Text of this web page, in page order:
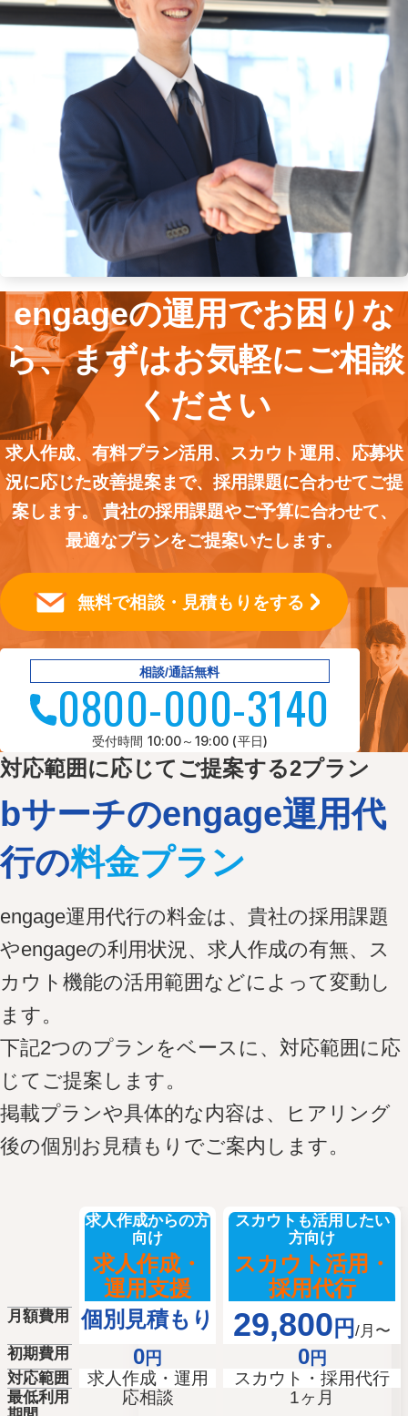
キーワードから記事を検索
カテゴリから記事を検索
検索する
engageの運用でお困りな
ら、まずはお気軽にご相談
ください
求人作成、有料プラン活用、スカウト運用、応募状
況に応じた改善提案まで、採用課題に合わせてご提
案します。 貴社の採用課題やご予算に合わせて、
最適なプランをご提案いたします。
無料で相談・見積もりをする
相談/通話無料
受付時間 10:00～19:00 (平日)
0800-000-3140
対応範囲に応じてご提案する2プラン
bサーチのengage運用代
行の料金プラン
engage運用代行の料金は、貴社の採用課題
やengageの利用状況、求人作成の有無、ス
カウト機能の活用範囲などによって変動し
ます。
下記2つのプランをベースに、対応範囲に応
じてご提案します。
掲載プランや具体的な内容は、ヒアリング
後の個別お見積もりでご案内します。
求人作成からの方
向け
求人作成・
運用支援
スカウトも活用したい
方向け
スカウト活用・
採用代行
月額費用 個別見積もり 29,800 円 /月〜
初期費用
0円 0円
対応範囲 求人作成・運用 スカウト・採用代行
最低利用
応相談 1ヶ月